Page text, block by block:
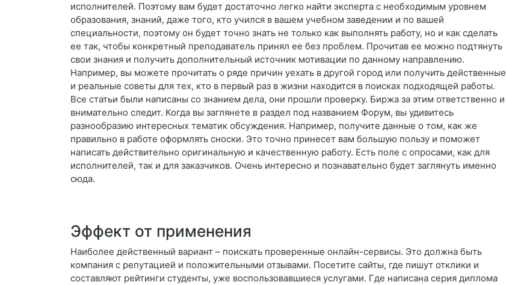
исполнителей. Поэтому вам будет достаточно легко найти эксперта с необходимым уровнем
образования, знаний, даже того, кто учился в вашем учебном заведении и по вашей
специальности, поэтому он будет точно знать не только как выполнять работу, но и как сделать
ее так, чтобы конкретный преподаватель принял ее без проблем. Прочитав ее можно подтянуть
свои знания и получить дополнительный источник мотивации по данному направлению.
Например, вы можете прочитать о ряде причин уехать в другой город или получить действенные
и реальные советы для тех, кто в первый раз в жизни находится в поисках подходящей работы.
Все статьи были написаны со знанием дела, они прошли проверку. Биржа за этим ответственно и
внимательно следит. Когда вы заглянете в раздел под названием Форум, вы удивитесь
разнообразию интересных тематик обсуждения. Например, получите данные о том, как же
правильно в работе оформлять сноски. Это точно принесет вам большую пользу и поможет
написать действительно оригинальную и качественную работу. Есть поле с опросами, как для
исполнителей, так и для заказчиков. Очень интересно и познавательно будет заглянуть именно
сюда.
Эффект от применения
Наиболее действенный вариант – поискать проверенные онлайн-сервисы. Это должна быть
компания с репутацией и положительными отзывами. Посетите сайты, где пишут отклики и
составляют рейтинги студенты, уже воспользовавшиеся услугами. Где написана серия диплома